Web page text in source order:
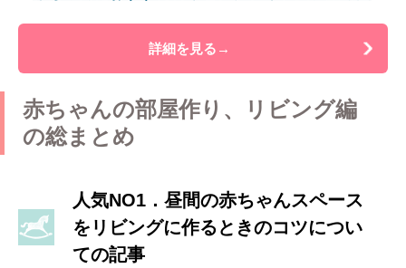
詳細を見る→
赤ちゃんの部屋作り、リビング編
の総まとめ
人気NO1．昼間の赤ちゃんスペース
をリビングに作るときのコツについ
ての記事